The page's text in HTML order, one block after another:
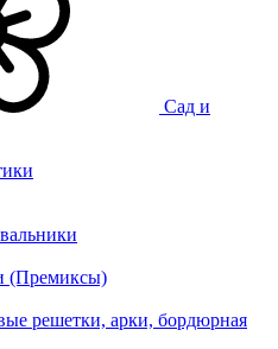
Сад и
(Премиксы)
решетки, арки, бордюрная